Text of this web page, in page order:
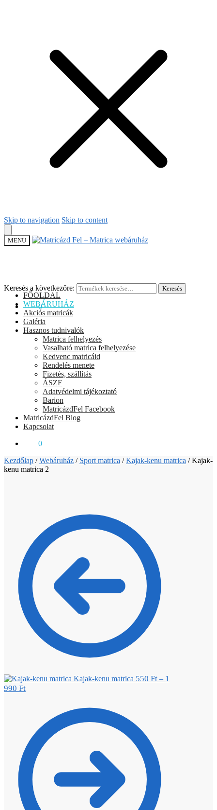
Skip to navigation Skip to content
MENU
Keresés a következőre: Keresés
0Ft 0
FŐOLDAL
WEBÁRUHÁZ
Akciós matricák
Galéria
Hasznos tudnivalók
Matrica felhelyezés
Vasalható matrica felhelyezése
Kedvenc matricáid
Rendelés menete
Fizetés, szállítás
ÁSZF
Adatvédelmi tájékoztató
Barion
MatricázdFel Facebook
MatricázdFel Blog
Kapcsolat
0
Kezdőlap /Webáruház / Sport matrica /Kajak-kenu matrica /Kajak-
kenu matrica 2
Kajak-kenu matrica 550 Ft – 1
990 Ft